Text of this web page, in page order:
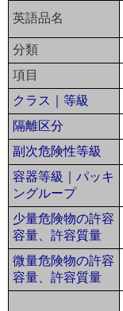
英語品名
分類
項目
クラス｜等級
隔離区分
副次危険性等級
容器等級｜パッキ
ングループ
少量危険物の許容
容量、許容質量
微量危険物の許容
容量、許容質量